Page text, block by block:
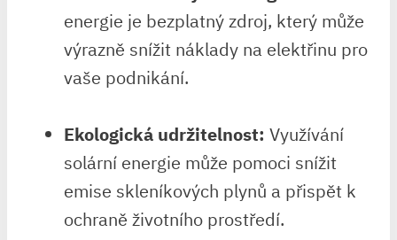
energie je bezplatný zdroj, který může
výrazně snížit náklady na elektřinu pro
vaše podnikání.
Ekologická udržitelnost: Využívání
solární energie může pomoci snížit
emise skleníkových plynů a přispět k
ochraně životního prostředí.